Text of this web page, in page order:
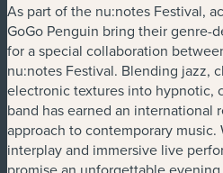
As part of the nu:notes Festival,
GoGo Penguin bring their genre-
for a special collaboration
nu:notes Festival. Blending jazz,
electronic textures into hypnotic,
band has earned an
approach to contemporary
interplay and immersive live